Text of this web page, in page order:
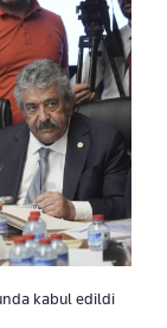
kabul edildi